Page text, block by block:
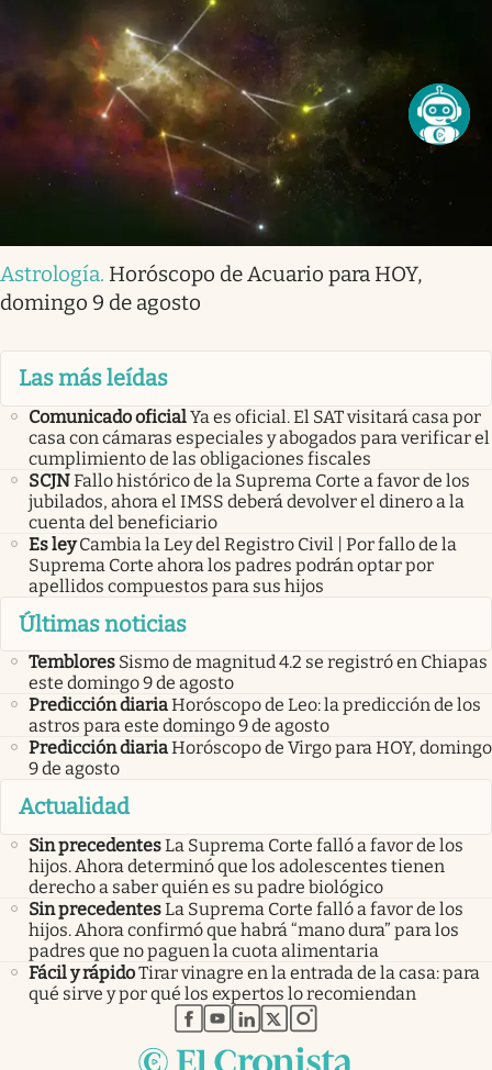
Astrología. Horóscopo de Acuario para HOY,
domingo 9 de agosto
Las más leídas
Comunicado oficialYa es oficial. El SAT visitará casa por
casa con cámaras especiales y abogados para verificar el
cumplimiento de las obligaciones fiscales
SCJNFallo histórico de la Suprema Corte a favor de los
jubilados, ahora el IMSS deberá devolver el dinero a la
cuenta del beneficiario
Es ley Cambia la Ley del Registro Civil | Por fallo de la
Suprema Corte ahora los padres podrán optar por
apellidos compuestos para sus hijos
Últimas noticias
Temblores Sismo de magnitud 4.2 se registró en Chiapas
este domingo 9 de agosto
Predicción diariaHoróscopo de Leo: la predicción de los
astros para este domingo 9 de agosto
Predicción diariaHoróscopo de Virgo para HOY, domingo
9 de agosto
Actualidad
Sin precedentesLa Suprema Corte falló a favor de los
hijos. Ahora determinó que los adolescentes tienen
derecho a saber quién es su padre biológico
Sin precedentesLa Suprema Corte falló a favor de los
hijos. Ahora confirmó que habrá “mano dura” para los
padres que no paguen la cuota alimentaria
Fácil y rápidoTirar vinagre en la entrada de la casa: para
qué sirve y por qué los expertos lo recomiendan
abre en nueva pestaña
abre en nueva pestaña
abre en nueva pestaña
abre en nueva pestaña
abre en nueva pestaña